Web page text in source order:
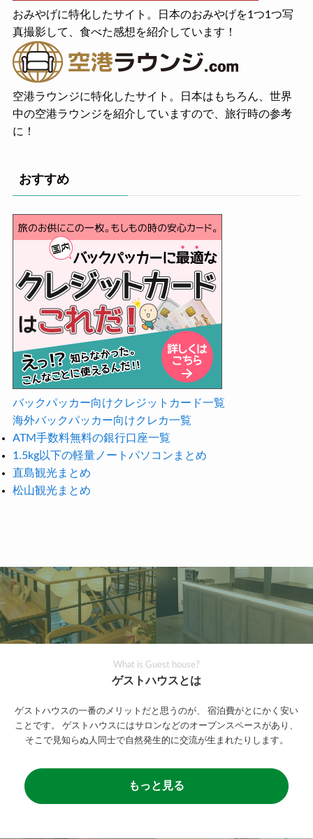
おみやげに特化したサイト。日本のおみやげを1つ1つ写
真撮影して、食べた感想を紹介しています！
空港ラウンジに特化したサイト。日本はもちろん、世界
中の空港ラウンジを紹介していますので、旅行時の参考
に！
おすすめ
バックパッカー向けクレジットカード一覧
海外バックパッカー向けクレカ一覧
ATM手数料無料の銀行口座一覧
1.5kg以下の軽量ノートパソコンまとめ
直島観光まとめ
松山観光まとめ
What is Guest house?
ゲストハウスとは
ゲストハウスの一番のメリットだと思うのが、
宿泊費がとにかく安い
ことです。
ゲストハウスにはサロンなどのオープンスペースがあり、
そこで見知らぬ人同士で自然発生的に交流が生まれたりします。
もっと見る